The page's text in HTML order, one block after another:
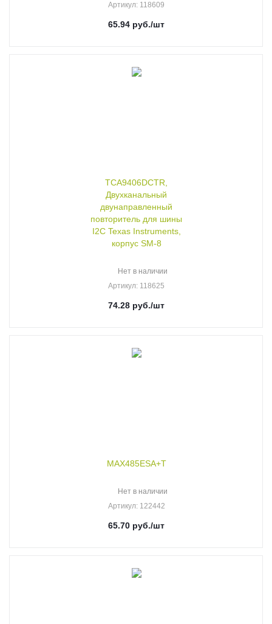
Артикул: 118609
65.94 руб./шт
TCA9406DCTR,
Двухканальный
двунаправленный
повторитель для шины
I2C Texas Instruments,
корпус SM-8
Нет в наличии
Артикул: 118625
74.28 руб./шт
MAX485ESA+T
Нет в наличии
Артикул: 122442
65.70 руб./шт